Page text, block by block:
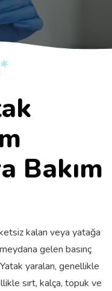
Bakım
kalan veya yatağa
gelen basınç
yaraları, genellikle
sırt, kalça, topuk ve